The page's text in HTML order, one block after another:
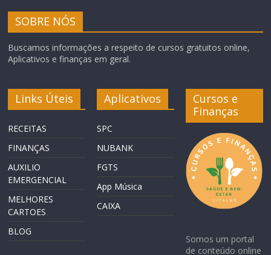
SOBRE NÓS
Buscamos informações a respeito de cursos gratuitos online,
Aplicativos e finanças em geral.
Links Úteis
RECEITAS
FINANÇAS
AUXILIO
EMERGENCIAL
MELHORES
CARTOES
BLOG
Aplicativos
SPC
NUBANK
FGTS
App Música
CAIXA
Cursos e
Finanças
Somos um portal
de conteúdo online